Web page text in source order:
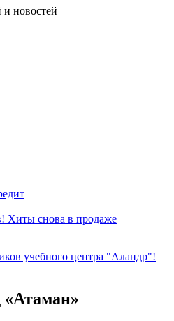
и новостей
Хиты снова в продаже
учебного центра "Аландр"!